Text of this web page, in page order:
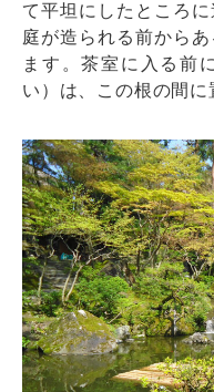
て平坦にしたところ
庭が造られる前から
ます。茶室に入る前
い）は、この根の間に